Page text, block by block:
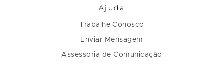
Ajuda
Trabalhe Conosco
Enviar Mensagem
Assessoria de Comunicação